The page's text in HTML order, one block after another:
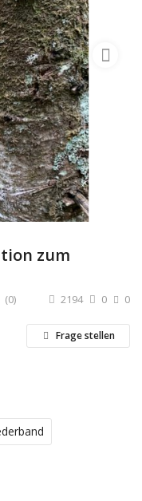
zum
0
(0) 0
2194
Frage stellen